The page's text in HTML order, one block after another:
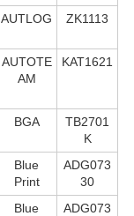
AUTLOG ZK1113
AUTOTE
AM
KAT1621
BGA
TB2701
K
Blue
Print
ADG073
30
Blue
ADG073